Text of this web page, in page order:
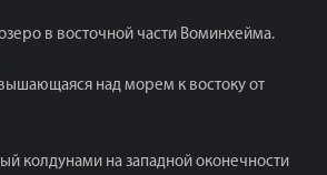
в восточной части Воминхейма.
над морем к востоку от
колдунами на западной оконечности